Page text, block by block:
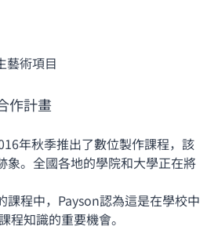
藝術項目
作計畫
年秋季推出了數位製作課程，該
象。全國各地的學院和大學正在將
課程中，Payson認為這是在學校中
程知識的重要機會。